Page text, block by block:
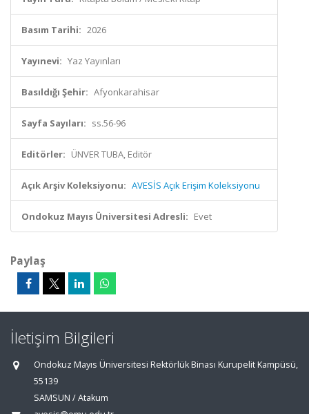
Basım Tarihi: 2026
Yayınevi: Yaz Yayınları
Basıldığı Şehir: Afyonkarahisar
Sayfa Sayıları: ss.56-96
Editörler: ÜNVER TUBA, Editör
Açık Arşiv Koleksiyonu: AVESİS Açık Erişim Koleksiyonu
Ondokuz Mayıs Üniversitesi Adresli: Evet
Paylaş
İletişim Bilgileri
Ondokuz Mayıs Üniversitesi Rektörlük Binası Kurupelit Kampüsü,
55139
SAMSUN / Atakum